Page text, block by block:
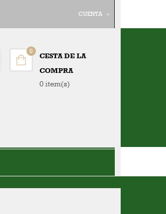
CUENTA
CESTA DE LA
COMPRA
0 item(s)
0